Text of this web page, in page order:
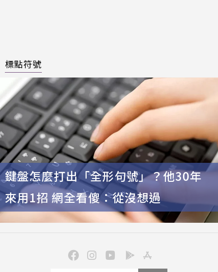
標點符號
鍵盤怎麼打出「全形句號」？他30年
來用1招 網全看傻：從沒想過